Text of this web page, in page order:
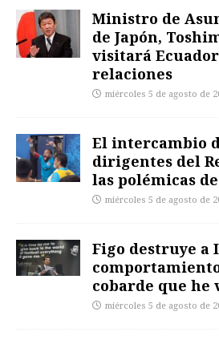
Ministro de
de Japón,
visitará
relaciones
miércoles 5 de agosto de
El intercambio
dirigentes del
las polémicas
miércoles 5 de agosto de
Figo destruye a
cobarde que he
miércoles 5 de agosto de